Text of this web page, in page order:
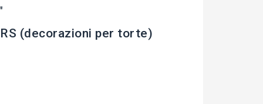
(decorazioni per torte)